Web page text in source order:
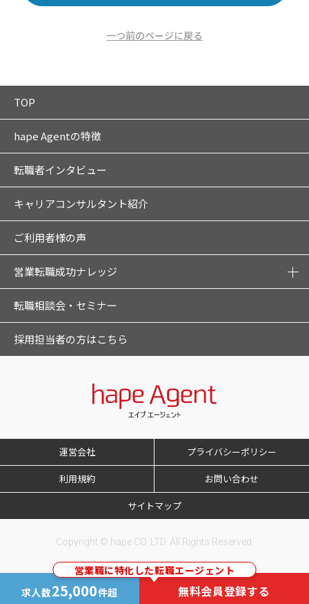
一つ前のページに戻る
営業職に特化した転職エージェント
求人数25,000件超 無料会員登録する
TOP
hape Agentの特徴
転職者インタビュー
キャリアコンサルタント紹介
ご利用者様の声
営業転職成功ナレッジ
転職相談会・セミナー
採用担当者の方はこちら
運営会社 プライバシーポリシー
利用規約 お問い合わせ
サイトマップ
Copyright © hape CO.,LTD. All Rights Reserved.